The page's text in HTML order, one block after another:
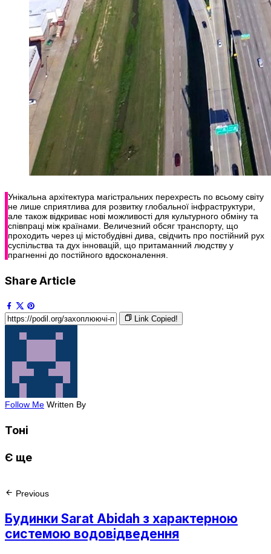
Унікальна архітектура магістральних перехресть по всьому світу
не лише сприятлива для розвитку глобальної інфраструктури,
але також відкриває нові можливості для культурного обміну та
співпраці між країнами. Величезний обсяг транспорту, що
проходить через ці містобудівні дива, свідчить про постійний рух
суспільства та дух інновацій, що притаманний людству у
прагненні до постійного вдосконалення.
Share Article
Link Copied!
Follow Me Written By
Тоні
Є ще
Previous
Будинки Sarat Abidah з характерною
системою водовідведення